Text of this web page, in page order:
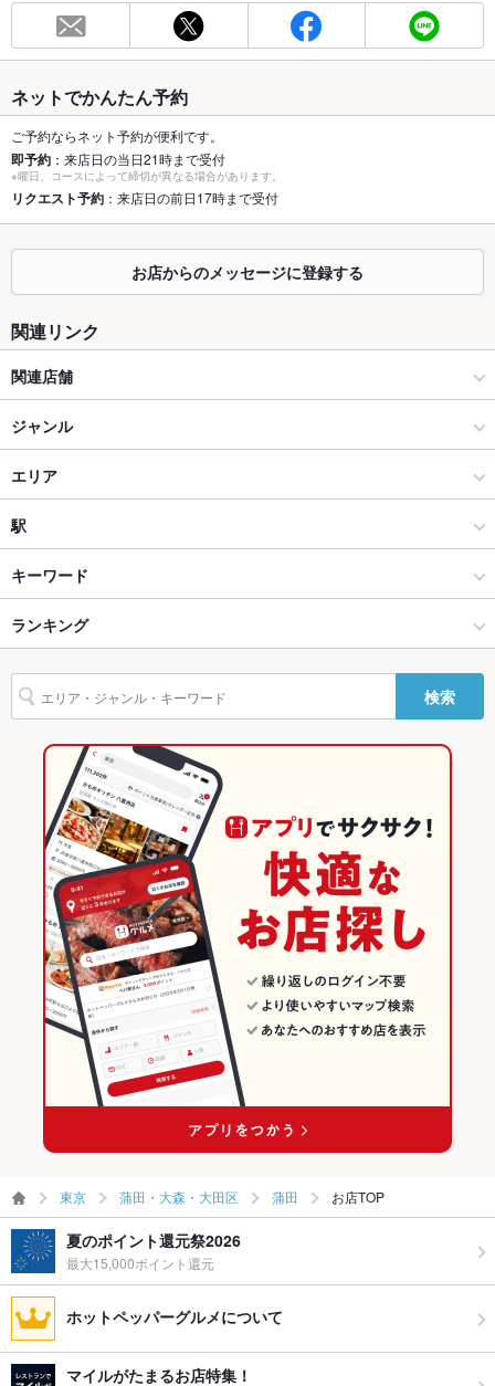
62席(・1階28席・2階最大50席 ★ご宴会は2階席がオススメで
す♪)
最大宴会収
容人数
78人(・1階28席・2階最大50席 ★御宴会は2階がオススメで
す！)
個室
あり ：8名様までのご利用になります。詳細は店舗までお問合
せ下さい。
なし ：掘りごたつはございませんが、ゆったり座れるテーブル
席をご用意しております。
カウンター
ソファー
なし ：様々なシーンやメンバーに合わせたお席をご用意させて
テラス席
貸切
貸切可 ：2階のお座敷は30名様～貸切可能です。詳細は店舗ま
でお問い合わせ下さい。
設備
Wi-Fi
バリアフリ
ー
なし ：お手伝い必要な際はお気軽にご連絡ください。お困りの
際はスタッフまでお気軽にお申し付け下さい。
TV・プロジ
あり
その他設備
テレビ・昭和の懐かしの音楽！ 混雑時の席のご利用は3時間と
させて頂きます。
その他
飲み放題
あり ：2時間飲み放題付きコースを3980円～ご用意しておりま
す。予約承り中！
食べ放題 なし ：一品一品真心込めてご提供いたします♪
カクテル充実、焼酎充実、日本酒充実、ワイン充実
お子様連れ歓迎 ：お子様連れも歓迎いたします。
ウェディン
グパーティ
お気軽にご相談ください。
備考 ご予算・人数・日程等、些細なことでもご相談下さい。
ネットでかんたん予約
ご予約ならネット予約が便利です。
即予約 ：来店日の当日21時まで受付
※曜日、コースによって締切が異なる場合があります。
リクエスト予約 ：来店日の前日17時まで受付
お店からのメッセージに登録する
関連リンク
関連店舗
えっ！？つくねっすか！？ 中山店
ジャンル
居酒屋
和風
蒲田・大森・大田区 × 居酒屋
蒲田・大森・大田区 × 和風
蒲田駅 × 居酒屋
蒲田駅 × 和風
エリア
蒲田
蒲田 × 居酒屋
蒲田 × 和風
東京
東京 × 居酒屋
東京 × 和風
駅
蒲田駅
京急蒲田駅
キーワード
からあげ
ランキング
東京のグルメランキング
東京の居酒屋ランキング
蒲田・大森・大田区のグルメランキング
蒲田・大森・大田区の居酒屋ランキング
蒲田のグルメランキング
蒲田の居酒屋ランキング
検索
東京 蒲田・大森・大田区 蒲田 お店TOP
夏のポイント還元祭2026
最大15,000ポイント還元
ホットペッパーグルメについて
マイルがたまるお店特集！